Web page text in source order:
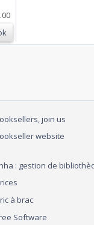
join us
website
: gestion de
à brac
Software